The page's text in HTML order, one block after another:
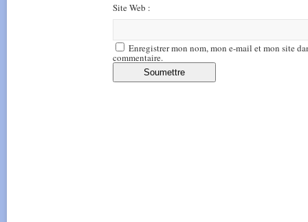
Site Web :
Enregistrer mon nom, mon e-mail et mon site
commentaire.